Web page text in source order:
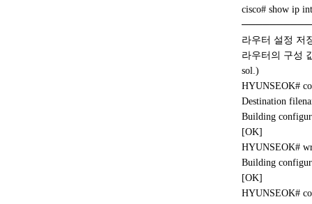
cisco# show ip
라우터 설정 저
라우터의 구성
sol.)
HYUNSEOK#
Destination
Building
[OK]
HYUNSEOK#
Building
[OK]
HYUNSEOK#